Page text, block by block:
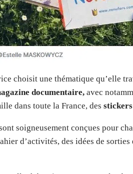
choisit une thématique qu’elle
documentaire, avec
dans toute la France, des stickers
soigneusement conçues pour
d’activités, des idées de